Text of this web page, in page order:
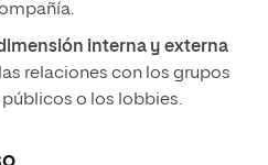
interna y externa
relaciones con los grupos
o los lobbies.